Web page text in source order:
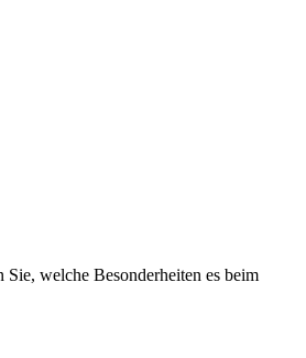
welche Besonderheiten es beim